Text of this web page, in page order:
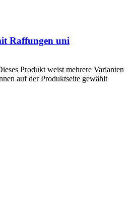
Raffungen uni
Produkt weist mehrere Varianten
auf der Produktseite gewählt